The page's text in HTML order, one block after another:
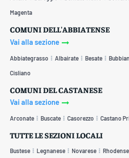
Magenta
COMUNI DELL'ABBIATENSE
Vai alla sezione
Abbiategrasso Albairate Besate
Cisliano
COMUNI DEL CASTANESE
Vai alla sezione
Arconate Buscate Casorezzo Castano
TUTTE LE SEZIONI LOCALI
Bustese Legnanese Novarese Rhodense